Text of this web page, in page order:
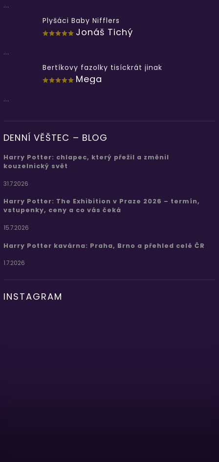
...
Plyšáci Baby Nifflers
Jonáš Tichý
...
Bertíkovy fazolky tisíckrát jinak
Mega
...
DENNÍ VĚŠTEC – BLOG
Harry Potter: chlapec, který přežil a změnil
kouzelnický svět
31.7.2026
Harry Potter: The Exhibition v Praze 2026 – termín,
vstupenky, ceny a co vás čeká
15.7.2026
Harry Potter kavárna: Praha, Brno a přehled celé ČR
1.7.2026
INSTAGRAM